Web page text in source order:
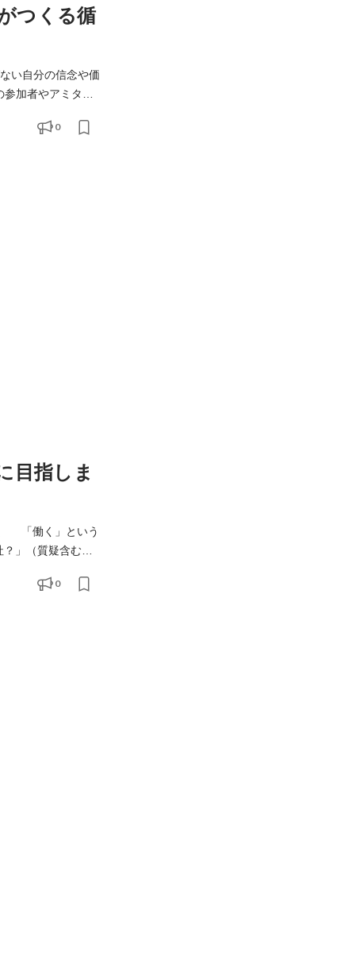
つくる循
い自分の信念や価
加者やアミタ社
大切にしていま
0
目指しま
「働く」という
社代表取締役社長の末次が直接説明します。 質疑の時間も十分ございますので遠慮なくご質問ください。 3)
0